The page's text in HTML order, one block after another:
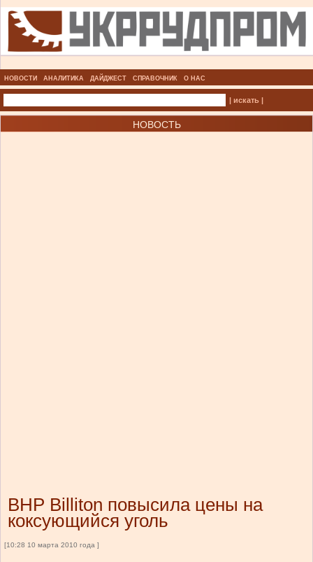
НОВОСТИ АНАЛИТИКА ДАЙДЖЕСТ СПРАВОЧНИК О НАС
| искать |
НОВОСТЬ
BHP Billiton повысила цены на
коксующийся уголь
[10:28 10 марта 2010 года ]